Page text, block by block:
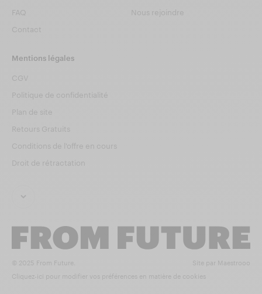
FAQ
Contact
Nous rejoindre
Mentions légales
CGV
Politique de confidentialité
Plan de site
Retours Gratuits
Conditions de l'offre en cours
Droit de rétractation
© 2025 From Future. Site par Maestrooo
Cliquez-ici pour modifier vos préférences en matière de cookies